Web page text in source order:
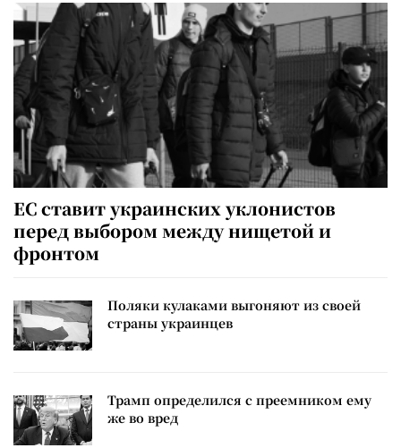
ЕС ставит украинских уклонистов
перед выбором между нищетой и
фронтом
Поляки кулаками выгоняют из своей
страны украинцев
Трамп определился с преемником ему
же во вред